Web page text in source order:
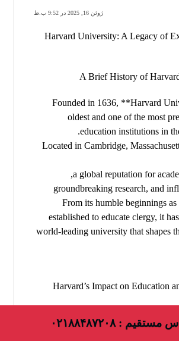
ژوئن 16, 2025 در 9:52 ب.ظ
# Harvard University: A Legacy of
Founded in 1636, **Harvard
oldest and one of the most
education institutions in
Located in Cambridge,
a global reputation for
groundbreaking research, and
From its humble beginnings
established to educate clergy, it
world-leading university that shapes
: ۰۲۱۸۸۴۸۷۲۰۸